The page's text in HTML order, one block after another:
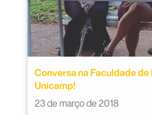
Conversa na Faculdade
Unicamp!
23 de março de 2018